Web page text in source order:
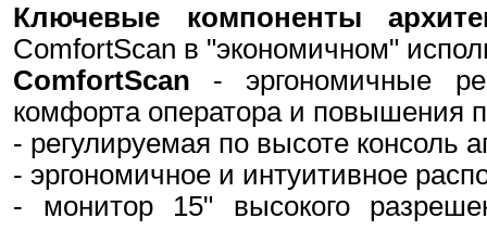
Ключевые компоненты
ComfortScan в "экономичном"
ComfortScan - эргономичные
комфорта оператора и повышения
- регулируемая по высоте консоль
- эргономичное и интуитивное
- монитор 15" высокого